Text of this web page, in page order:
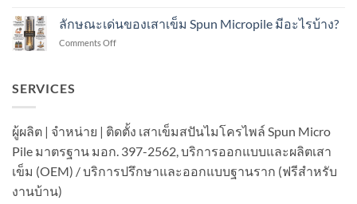
เติม
ไมโคร
พื้นที่
อาคาร
ใน
เสา
เข็ม
งาน
เติม
บ้าน
ลักษณะเด่นของเสาเข็ม Spun Micropile มีอะไรบ้าง?
Comments Offon
Spun
Micropile
อะไร
บ้าง?
SERVICES
ผู้ผลิต | จำหน่าย | ติดตั้ง เสาเข็มสปันไมโครไพล์ Spun Micro
Pile มาตรฐาน มอก. 397-2562, บริการออกแบบและผลิตเสา
เข็ม (OEM) / บริการปรึกษาและออกแบบฐานราก (ฟรีสำหรับ
งานบ้าน)